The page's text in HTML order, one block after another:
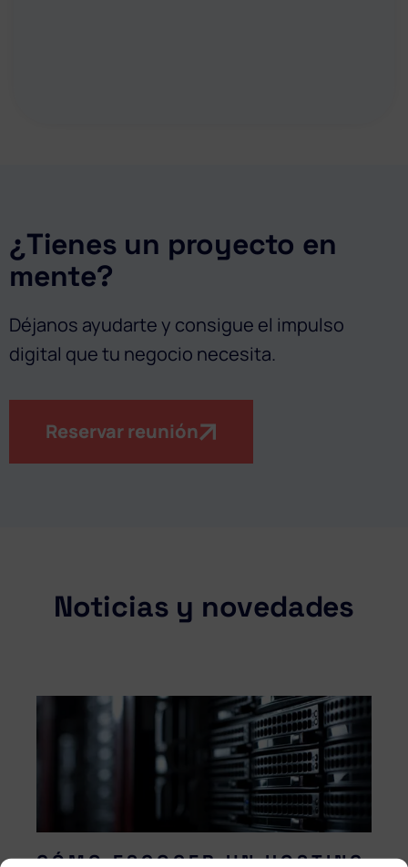
¿Tienes un proyecto en
mente?
Déjanos ayudarte y consigue el impulso
digital que tu negocio necesita.
Reservar reunión
Noticias y novedades
CÓMO ESCOGER UN HOSTING